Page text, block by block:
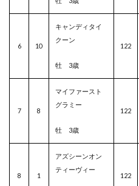
6 10
キャンディタイ
クーン
牡 3歳
122
7 8
マイファースト
グラミー
牡 3歳
122
8 1
アズシーンオン
ティーヴィー
122